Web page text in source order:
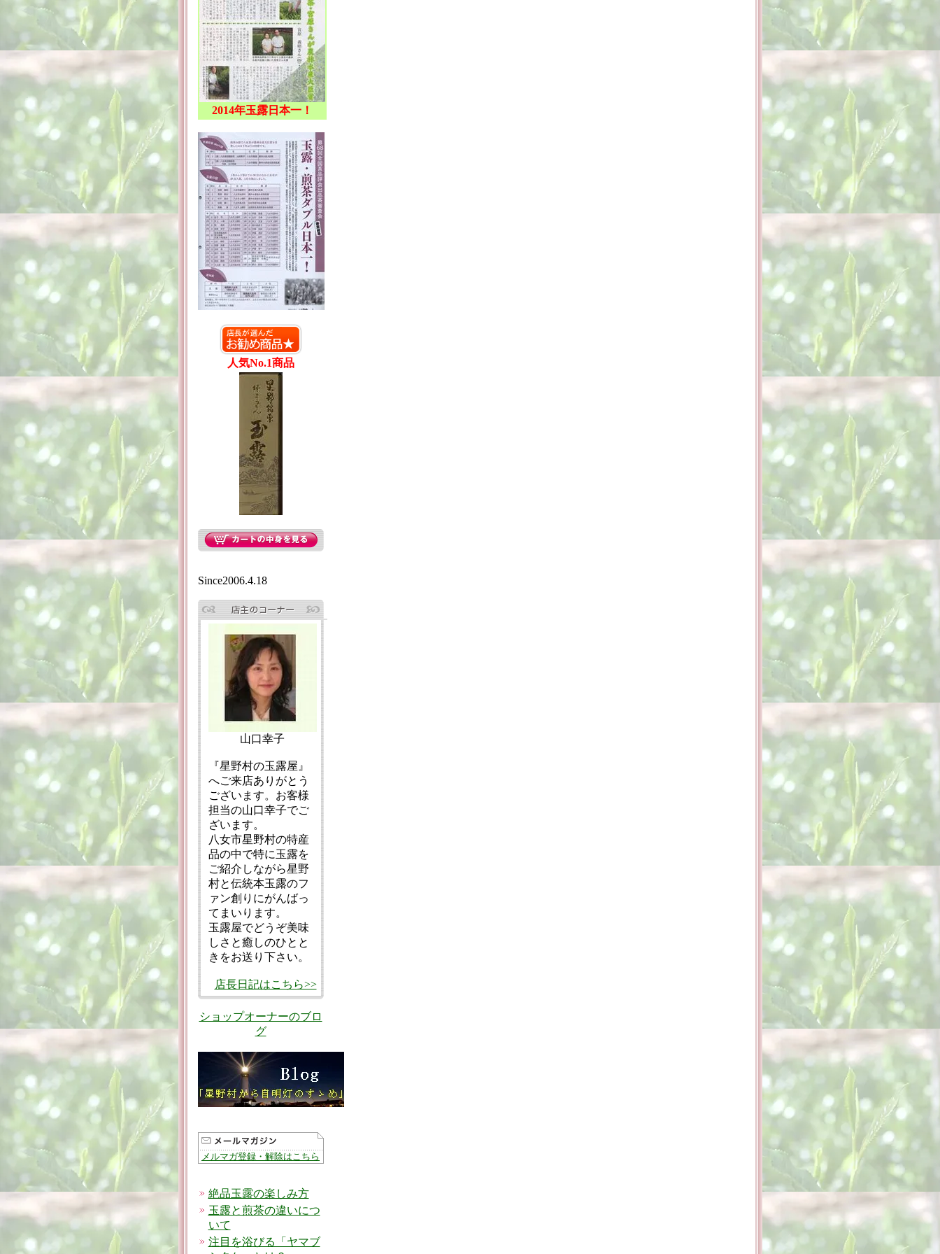
2014年玉露日本一！
人気No.1商品
Since2006.4.18
山口幸子
『星野村の玉露屋』
へご来店ありがとう
ございます。お客様
担当の山口幸子でご
ざいます。
八女市星野村の特産
品の中で特に玉露を
ご紹介しながら星野
村と伝統本玉露のフ
ァン創りにがんばっ
てまいります。
玉露屋でどうぞ美味
しさと癒しのひとと
きをお送り下さい。
店長日記はこちら>>
ショップオーナーのブロ
グ
メルマガ登録・解除はこちら
絶品玉露の楽しみ方
玉露と煎茶の違いにつ
いて
注目を浴びる「ヤマブ